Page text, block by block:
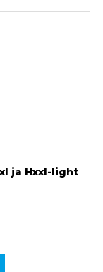
ja Hxxl-light